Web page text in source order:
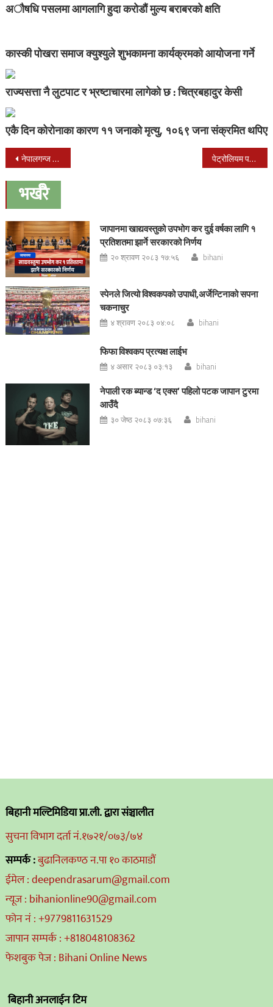
अौषधि पसलमा आगलागि हुदा करोडौं मुल्य बराबरको क्षति
कास्की पोखरा समाज क्युश्युले शुभकामना कार्यक्रमको आयोजना गर्ने
राज्यसत्ता नै लुटपाट र भ्रष्टाचारमा लागेको छ : चित्रबहादुर केसी
एकै दिन कोरोनाका कारण ११ जनाको मृत्यु, १०६९ जना संक्रमित थपिए
Post
navigation
नेपालगन्ज फुलटेक्रामा मोटरसाइकलको ठक्करबाट एक महिला गम्भीर घाइते पेट्रोलियम पदार्थ निकासी गर्दै गरेको अवस्थामा तीन जना तस्कर प्रहरीको फन्दामा
भर्खरै
जापानमा खाद्यवस्तुको उपभोग कर दुई वर्षका लागि १
प्रतिशतमा झार्ने सरकारको निर्णय
२० श्रावण २०८३ १७:५६ bihani
स्पेनले जित्यो विश्वकपको उपाधी,अर्जेन्टिनाको सपना
चकनाचुर
४ श्रावण २०८३ ०४:०८ bihani
फिफा विश्वकप प्रत्यक्ष लाईभ
४ असार २०८३ ०३:१३ bihani
नेपाली रक ब्यान्ड ‘द एक्स’ पहिलो पटक जापान टुरमा
आउँदै
३० जेष्ठ २०८३ ०७:३६ bihani
बिहानी मल्टिमिडिया प्रा.ली. द्वारा संञ्चालीत
सुचना विभाग दर्ता नं.१७२१/०७३/७४
सम्पर्क :बुढानिलकण्ठ न.पा १० काठमाडौं
ईमेल : deependrasarum@gmail.com
न्यूज : bihanionline90@gmail.com
फोन नं : +9779811631529
जापान सम्पर्क : +818048108362
फेशबुक पेज : Bihani Online News
बिहानी अनलाईन टिम